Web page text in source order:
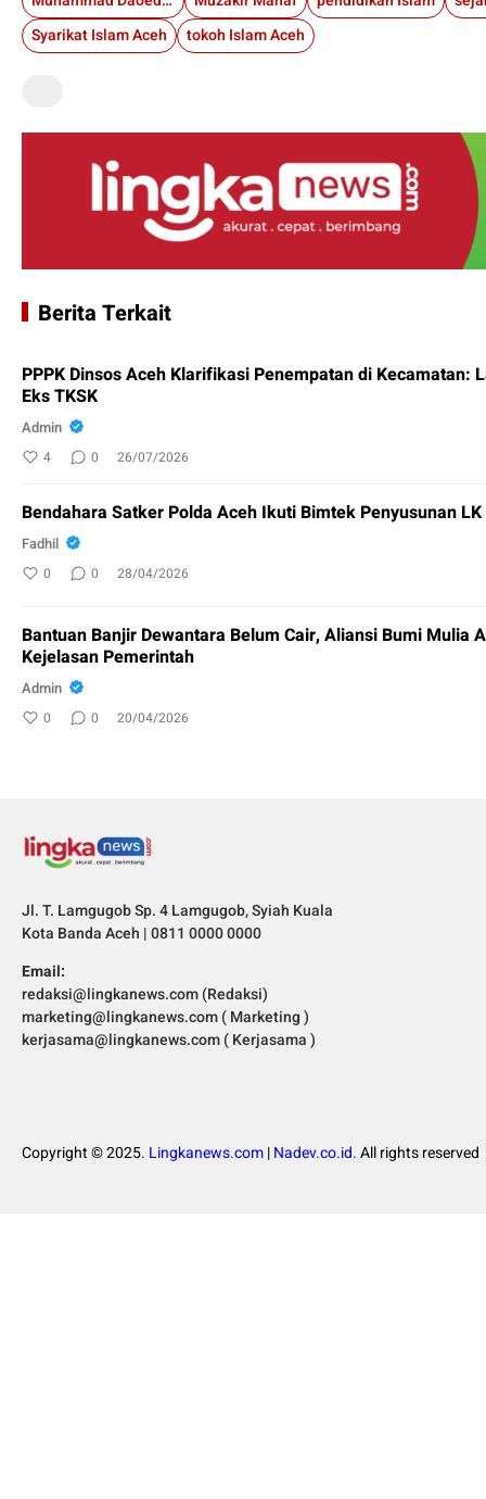
Syarikat Islam Aceh
tokoh Islam Aceh
Berita Terkait
PPPK Dinsos Aceh Klarifikasi Penempatan di Kecamatan:
Eks TKSK
Admin
4 0 26/07/2026
Bendahara Satker Polda Aceh Ikuti Bimtek Penyusunan LK
Fadhil
0 0 28/04/2026
Bantuan Banjir Dewantara Belum Cair, Aliansi Bumi Mulia
Kejelasan Pemerintah
Admin
0 0 20/04/2026
Jl. T. Lamgugob Sp. 4 Lamgugob, Syiah Kuala
Kota Banda Aceh | 0811 0000 0000
Email:
redaksi@lingkanews.com (Redaksi)
marketing@lingkanews.com ( Marketing )
kerjasama@lingkanews.com ( Kerjasama )
Copyright © 2025. Lingkanews.com|Nadev.co.id.All rights reserved